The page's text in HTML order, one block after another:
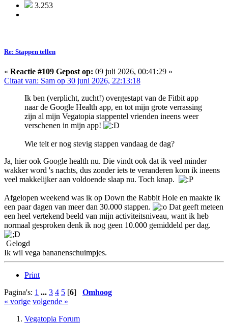
3.253
Re: Stappen tellen
« Reactie #109 Gepost op: 09 juli 2026, 00:41:29 »
Citaat van: Sam op 30 juni 2026, 22:13:18
Ik ben (verplicht, zucht!) overgestapt van de Fitbit app
naar de Google Health app, en tot mijn grote verrassing
zijn al mijn Vegatopia stappentel vrienden ineens weer
verschenen in mijn app!
Wie telt er nog stevig stappen vandaag de dag?
Ja, hier ook Google health nu. Die vindt ook dat ik veel minder
wakker word 's nachts, dus zonder iets te veranderen kom ik ineens
veel makkelijker aan voldoende slaap nu. Toch knap.
Afgelopen weekend was ik op Down the Rabbit Hole en maakte ik
een paar dagen van meer dan 30.000 stappen.
Dat geeft meteen
een heel vertekend beeld van mijn activiteitsniveau, want ik heb
normaal gesproken denk ik nog geen 10.000 gemiddeld per dag.
Gelogd
Ik wil vega bananenschuimpjes.
Print
Pagina's: 1 ... 3 4 5 [6] Omhoog
« vorige volgende »
Vegatopia Forum